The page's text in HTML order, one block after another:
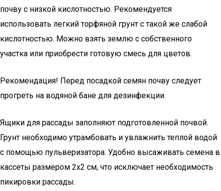
почву с низкой кислотностью. Рекомендуется
использовать легкий торфяной грунт с такой же слабой
кислотностью. Можно взять землю с собственного
участка или приобрести готовую смесь для цветов.
Рекомендация! Перед посадкой семян почву следует
прогреть на водяной бане для дезинфекции.
Ящики для рассады заполняют подготовленной почвой.
Грунт необходимо утрамбовать и увлажнить теплой водой
с помощью пульверизатора. Удобно высаживать семена в
кассеты размером 2х2 см, что исключает необходимость
пикировки рассады.